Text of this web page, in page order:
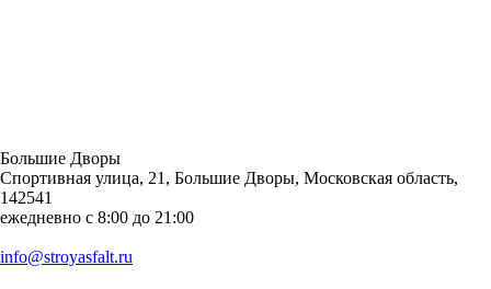
Большие Дворы
Спортивная улица, 21, Большие Дворы, Московская область,
142541
ежедневно с 8:00 до 21:00
info@stroyasfalt.ru